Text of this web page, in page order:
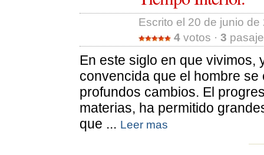
Escrito el 20 de junio de
4 votos · 3
En este siglo en que vivimos,
convencida que el hombre
profundos cambios. El
materias, ha permitido
que ... Leer mas